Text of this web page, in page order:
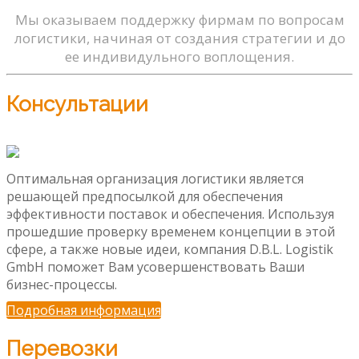
Мы оказываем поддержку фирмам по вопросам
логистики, начиная от создания стратегии и до
ее индивидульного воплощения.
Консультации
Оптимальная организация логистики является
решающей предпосылкой для обеспечения
эффективности поставок и обеспечения. Используя
прошедшие проверку временем концепции в этой
сфере, а также новые идеи, компания D.B.L. Logistik
GmbH поможет Вам усовершенствовать Ваши
бизнес-процессы.
Подробная информация
Перевозки